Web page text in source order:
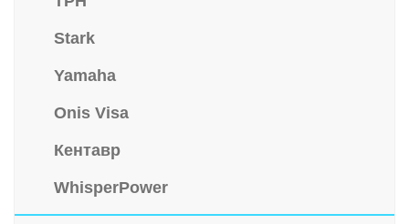
Stark
Yamaha
Onis Visa
Кентавр
WhisperPower